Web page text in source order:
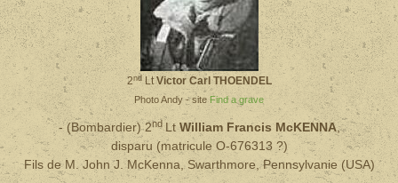
2nd LtVictor Carl THOENDEL
Photo Andy - site Find a grave
- (Bombardier)2nd LtWilliam Francis McKENNA,
disparu (matricule O-676313 ?)
Fils de M. John J. McKenna, Swarthmore, Pennsylvanie (USA)